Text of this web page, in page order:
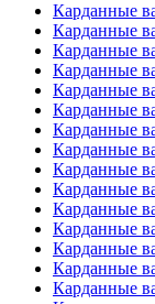
Карданные
Карданные
Карданные
Карданные
Карданные
Карданные
Карданные
Карданные
Карданные
Карданные
Карданные
Карданные
Карданные
Карданные